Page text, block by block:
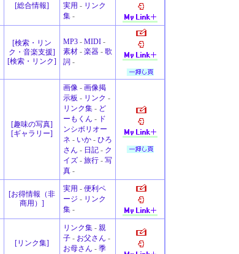
[総合情報]
実用 - リンク
集 -
[検索・リン
ク・音楽支援]
[検索・リンク]
MP3 -MIDI -
素材 -楽器 -歌
詞 -
[趣味の写真]
[ギャラリー]
画像 -画像掲
示板 - リンク -
リンク集 - ど
ーもくん - ド
ンシボリオー
ネ - いか -ひろ
さん - 日記 - ク
イズ -旅行 -写
真 -
[お得情報（非
商用）]
実用 -便利ペ
ージ - リンク
集 -
[リンク集]
リンク集 -親
子 - お父さん -
お母さん -季